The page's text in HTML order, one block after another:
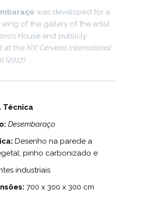
was developed for a
of the gallery of the artist
House and publicly
at theXIX Cerveira International
(2017).
Técnica
Desembaraço
Desenho na parede a
pinho carbonizado e
industriais
700 x 300 x 300 cm